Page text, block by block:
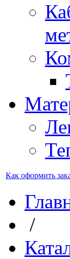
Как оформить
/